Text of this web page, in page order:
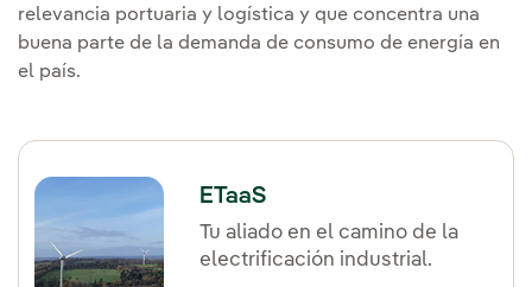
relevancia portuaria y logística y que concentra una
buena parte de la demanda de consumo de energía en
el país.
ETaaS
Tu aliado en el camino de la
electrificación industrial.